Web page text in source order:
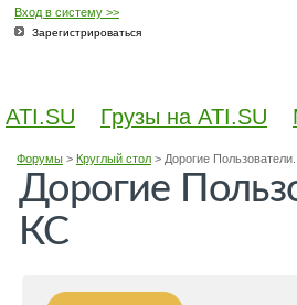
Вход в систему >>
Зарегистрироваться
ATI.SU Грузы на ATI.SU
Форумы> Круглый стол> Дорогие Пользователи...
Дорогие
КС